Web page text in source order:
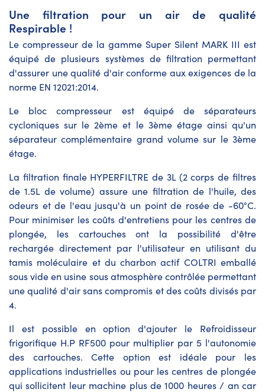
Une filtration pour un air de qualité
Respirable !
Le compresseur de la gamme Super Silent MARK III est
équipé de plusieurs systèmes de filtration permettant
d'assurer une qualité d'air conforme aux exigences de la
norme EN 12021:2014.
Le bloc compresseur est équipé de séparateurs
cycloniques sur le 2ème et le 3ème étage ainsi qu'un
séparateur complémentaire grand volume sur le 3ème
étage.
La filtration finale HYPERFILTRE de 3L (2 corps de filtres
de 1.5L de volume) assure une filtration de l'huile, des
odeurs et de l'eau jusqu'à un point de rosée de -60°C.
Pour minimiser les coûts d'entretiens pour les centres de
plongée, les cartouches ont la possibilité d'être
rechargée directement par l'utilisateur en utilisant du
tamis moléculaire et du charbon actif COLTRI emballé
sous vide en usine sous atmosphère contrôlée permettant
une qualité d'air sans compromis et des coûts divisés par
4.
Il est possible en option d'ajouter le Refroidisseur
frigorifique H.P RF500 pour multiplier par 5 l'autonomie
des cartouches. Cette option est idéale pour les
applications industrielles ou pour les centres de plongée
qui sollicitent leur machine plus de 1000 heures / an car